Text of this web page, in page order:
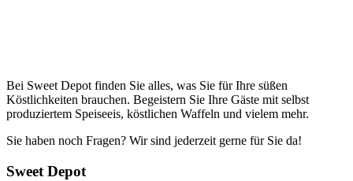
Bei Sweet Depot finden Sie alles, was Sie für Ihre süßen
Köstlichkeiten brauchen. Begeistern Sie Ihre Gäste mit selbst
produziertem Speiseeis, köstlichen Waffeln und vielem mehr.
Sie haben noch Fragen? Wir sind jederzeit gerne für Sie da!
Sweet Depot